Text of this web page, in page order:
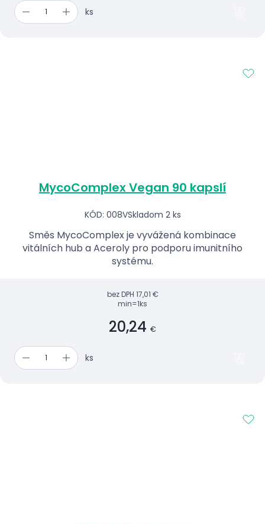
ks
MycoComplex Vegan 90 kapslí
KÓD: 008VSkladom 2 ks
Směs MycoComplex je vyvážená kombinace
vitálních hub a Aceroly pro podporu imunitního
systému.
bez DPH 17,01 €
min=1ks
20,24 €
ks